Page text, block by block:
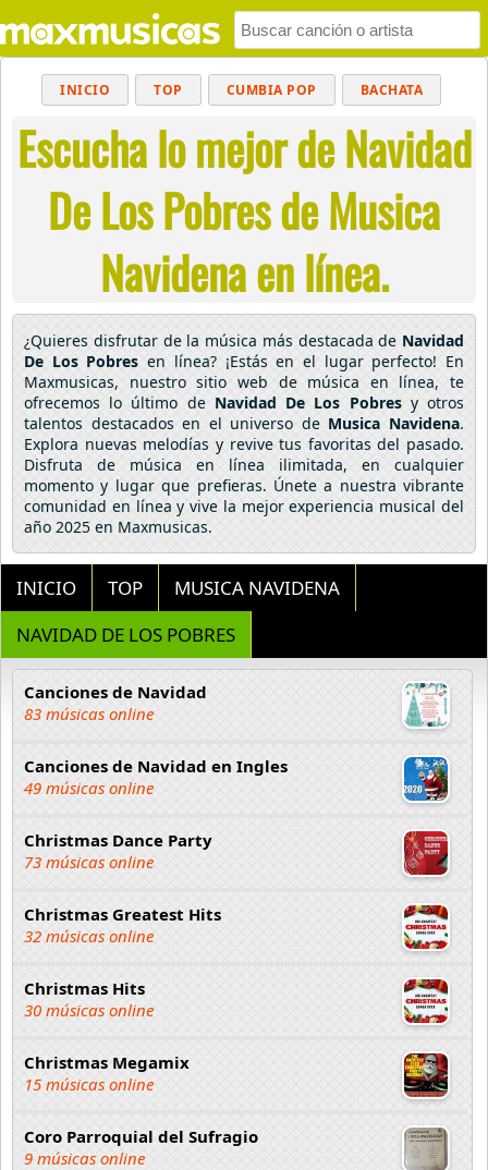
INICIO TOP CUMBIA POP BACHATA
MUSICA CRISTIANA REGGAETON
BALADAS ALTERNATIVO ELECTRÓNICA
CUMBIAS
Escucha lo mejor de Navidad
De Los Pobres de Musica
Navidena en línea.
¿Quieres disfrutar de la música más destacada de Navidad
De Los Pobres en línea? ¡Estás en el lugar perfecto! En
Maxmusicas, nuestro sitio web de música en línea, te
ofrecemos lo último de Navidad De Los Pobresy otros
talentos destacados en el universo de Musica Navidena.
Explora nuevas melodías y revive tus favoritas del pasado.
Disfruta de música en línea ilimitada, en cualquier
momento y lugar que prefieras. Únete a nuestra vibrante
comunidad en línea y vive la mejor experiencia musical del
año 2025 en Maxmusicas.
INICIO TOP
MUSICA NAVIDENA
NAVIDAD DE LOS POBRES
Canciones de Navidad
83 músicas online
Canciones de Navidad en Ingles
49 músicas online
Christmas Dance Party
73 músicas online
Christmas Greatest Hits
32 músicas online
Christmas Hits
30 músicas online
Christmas Megamix
15 músicas online
Coro Parroquial del Sufragio
9 músicas online